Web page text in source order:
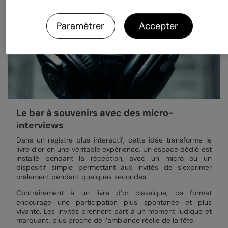
Le bar à souvenirs avec des micro-
interviews
Dans un registre plus interactif, cette idée transforme le
livre d’or en une véritable expérience. Un espace dédié est
installé pendant la réception, avec un micro ou un
dispositif simple permettant aux invités de s’exprimer
oralement pendant quelques secondes.
Contrairement à un livre d’or classique, ce format
encourage une participation plus spontanée et plus
vivante. Les invités prennent part à un moment ludique et
marquant, plus proche de l’ambiance réelle de la fête.
Paramétrer Accepter